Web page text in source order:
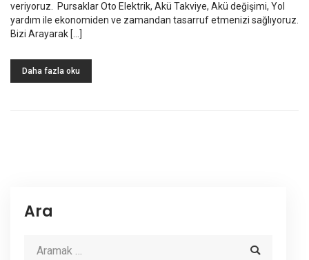
veriyoruz. Pursaklar Oto Elektrik, Akü Takviye, Akü değişimi, Yol
yardım ile ekonomiden ve zamandan tasarruf etmenizi sağlıyoruz.
Bizi Arayarak […]
Daha fazla oku
Ara